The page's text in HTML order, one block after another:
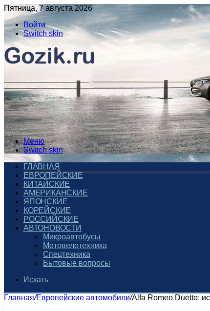
Пятница, 7 августа 2026
Войти
Switch skin
Меню
Switch skin
ГЛАВНАЯ
ЕВРОПЕЙСКИЕ
КИТАЙСКИЕ
АМЕРИКАНСКИЕ
ЯПОНСКИЕ
КОРЕЙСКИЕ
РОССИЙСКИЕ
АВТОНОВОСТИ
Микроавтобусы
Мотовелотехника
Спецтехника
Бытовые вопросы
Искать
Главная/Европейские автомобили/Alfa Romeo Duetto: